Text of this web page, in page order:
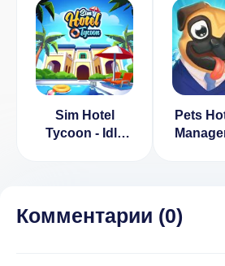
Sim Hotel
Tycoon - Idle
Pets
Комментарии (0)